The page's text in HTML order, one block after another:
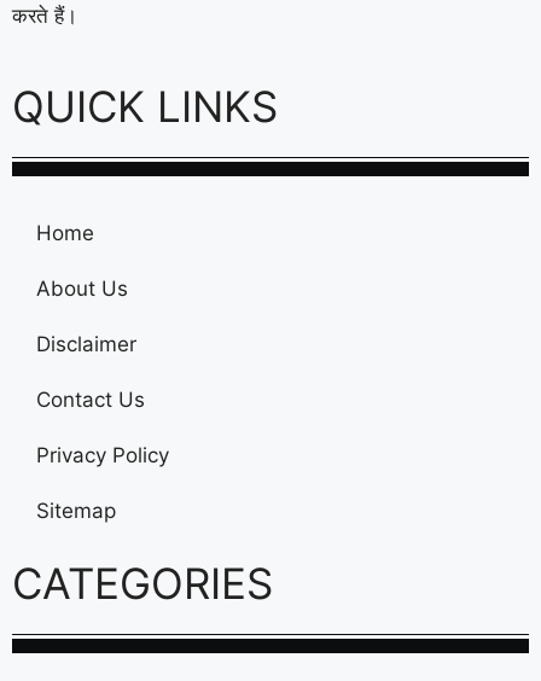
करते हैं।
QUICK LINKS
Home
About Us
Disclaimer
Contact Us
Privacy Policy
Sitemap
CATEGORIES